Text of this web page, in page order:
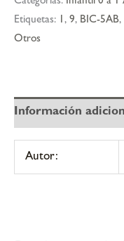
cantidad
Etiquetas: 1 , 9, BIC-5AB,
Otros
Información
Autor: